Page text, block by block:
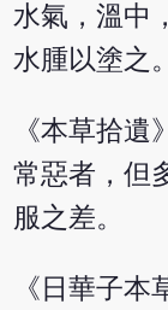
水氣，溫中
水腫以塗之。
《本草拾
常惡者，但
服之差。
《日華子